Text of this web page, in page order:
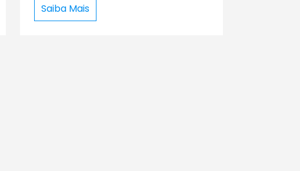
Saiba Mais